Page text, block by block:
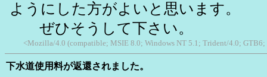
ようにした方がよいと思います。
ぜひそうして下さい。
<Mozilla/4.0 (compatible; MSIE 8.0; Windows NT 5.1; Trident/4.0;
下水道使用料が返還されました。